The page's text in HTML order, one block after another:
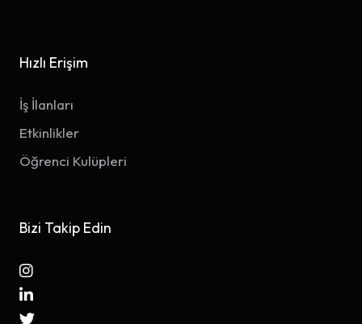
Hızlı Erişim
İş İlanları
Etkinlikler
Öğrenci Kulüpleri
Bizi Takip Edin